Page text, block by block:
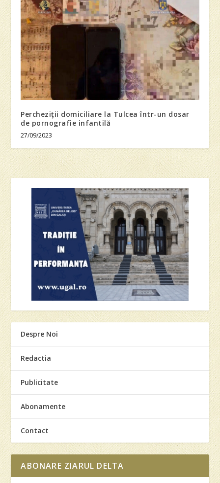
Percheziţii domiciliare la Tulcea într-un dosar
de pornografie infantilă
27/09/2023
Despre Noi
Redactia
Publicitate
Abonamente
Contact
ABONARE ZIARUL DELTA